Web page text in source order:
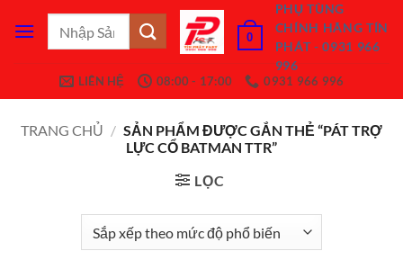
qua
0
PHỤ TÙNG
CHÍNH HÃNG TÍN
PHÁT - 0931 966
996
LIÊN HỆ
08:00 - 17:00 0931 966 996
TRANG CHỦ / SẢN PHẨM ĐƯỢC GẮN THẺ “PÁT TRỢ
LỰC CỔ BATMAN TTR”
LỌC